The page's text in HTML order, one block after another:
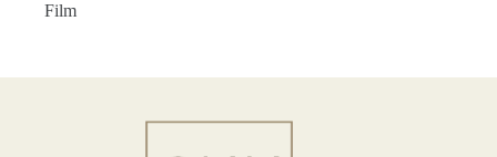
Film